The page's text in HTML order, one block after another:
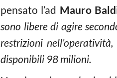
pensato l’ad Mauro
sono libere di agire
restrizioni
disponibili 98 milioni.